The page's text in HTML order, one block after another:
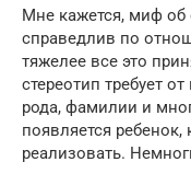
Мне кажется, миф об
справедлив по
тяжелее все это
стереотип требует
рода, фамилии и
появляется
реализовать.